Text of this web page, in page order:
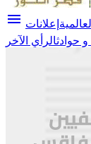
menu إعلانات
حوادثالرأي الآخر